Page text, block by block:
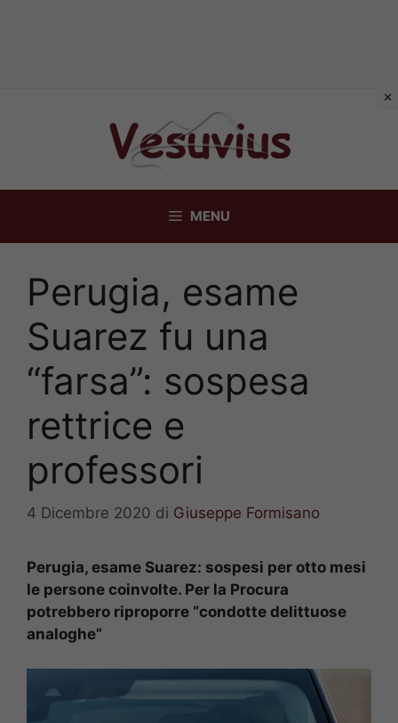
MENU
Perugia, esame
Suarez fu una
“farsa”: sospesa
rettrice e
professori
4 Dicembre 2020 di Giuseppe Formisano
Perugia, esame Suarez: sospesi per otto mesi
le persone coinvolte. Per la Procura
potrebbero riproporre “condotte delittuose
analoghe”